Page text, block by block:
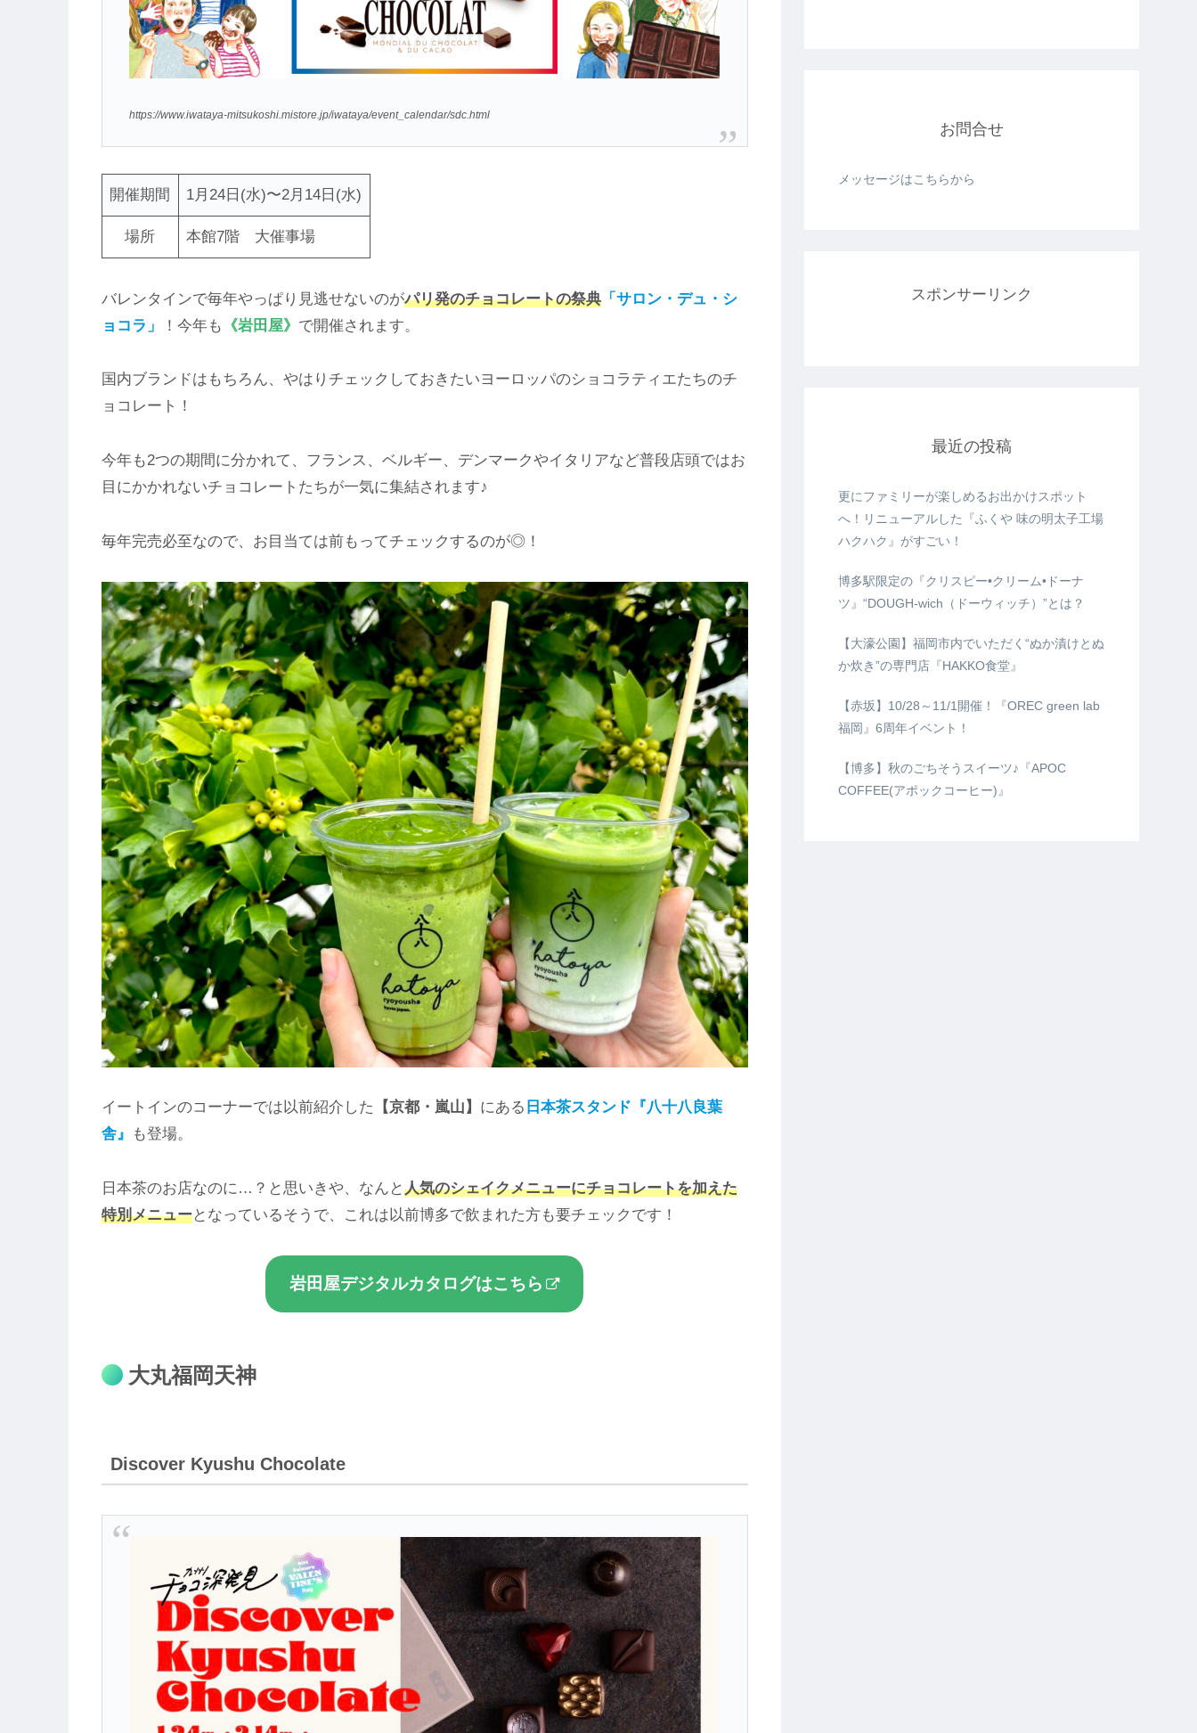
https://www.iwataya-mitsukoshi.mistore.jp/iwataya/event_calendar/sdc.html
開催期間 1月24日(水)〜2月14日(水)
場所 本館7階 大催事場
バレンタインで毎年やっぱり見逃せないのがパリ発のチョコレートの祭典「サロン・デュ・シ
ョコラ」
！今年も 《岩田屋》 で開催されます。
国内ブランドはもちろん、やはりチェックしておきたいヨーロッパのショコラティエたちのチ
ョコレート！
今年も2つの期間に分かれて、フランス、ベルギー、デンマークやイタリアなど普段店頭ではお
目にかかれないチョコレートたちが一気に集結されます♪
毎年完売必至なので、お目当ては前もってチェックするのが◎！
イートインのコーナーでは以前紹介した 【京都・嵐山】 にある 日本茶スタンド『八十八良葉
舎』
も登場。
日本茶のお店なのに…？と思いきや、なんと人気のシェイクメニューにチョコレートを加えた
特別メニューとなっているそうで、これは以前博多で飲まれた方も要チェックです！
岩田屋デジタルカタログはこちら
大丸福岡天神
Discover Kyushu Chocolate
お問合せ
メッセージはこちらから
スポンサーリンク
最近の投稿
更にファミリーが楽しめるお出かけスポット
へ！リニューアルした『ふくや 味の明太子工場
ハクハク』がすごい！
博多駅限定の『クリスピー•クリーム•ドーナ
ツ』“DOUGH-wich（ドーウィッチ）”とは？
【大濠公園】福岡市内でいただく“ぬか漬けとぬ
か炊き”の専門店『HAKKO食堂』
【赤坂】10/28～11/1開催！『OREC green lab
福岡』6周年イベント！
【博多】秋のごちそうスイーツ♪『APOC
COFFEE(アポックコーヒー)』